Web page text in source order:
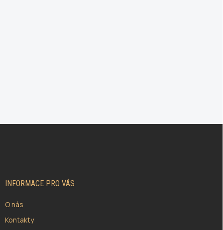
INFORMACE PRO VÁS
O nás
Kontakty